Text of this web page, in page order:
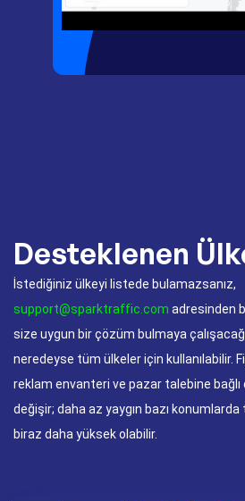
Desteklenen
İstediğiniz ülkeyi listede bulamazsanız,
support@sparktraffic.com adresinden
size uygun bir çözüm bulmaya
neredeyse tüm ülkeler için kullanılabilir.
reklam envanteri ve pazar talebine bağlı
değişir; daha az yaygın bazı konumlarda
biraz daha yüksek olabilir.